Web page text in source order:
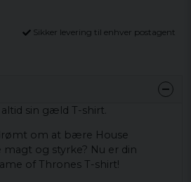
Sikker levering til enhver postagent
sin gæld T-shirt.
om at bære House
og styrke? Nu er din
of Thrones T-shirt!